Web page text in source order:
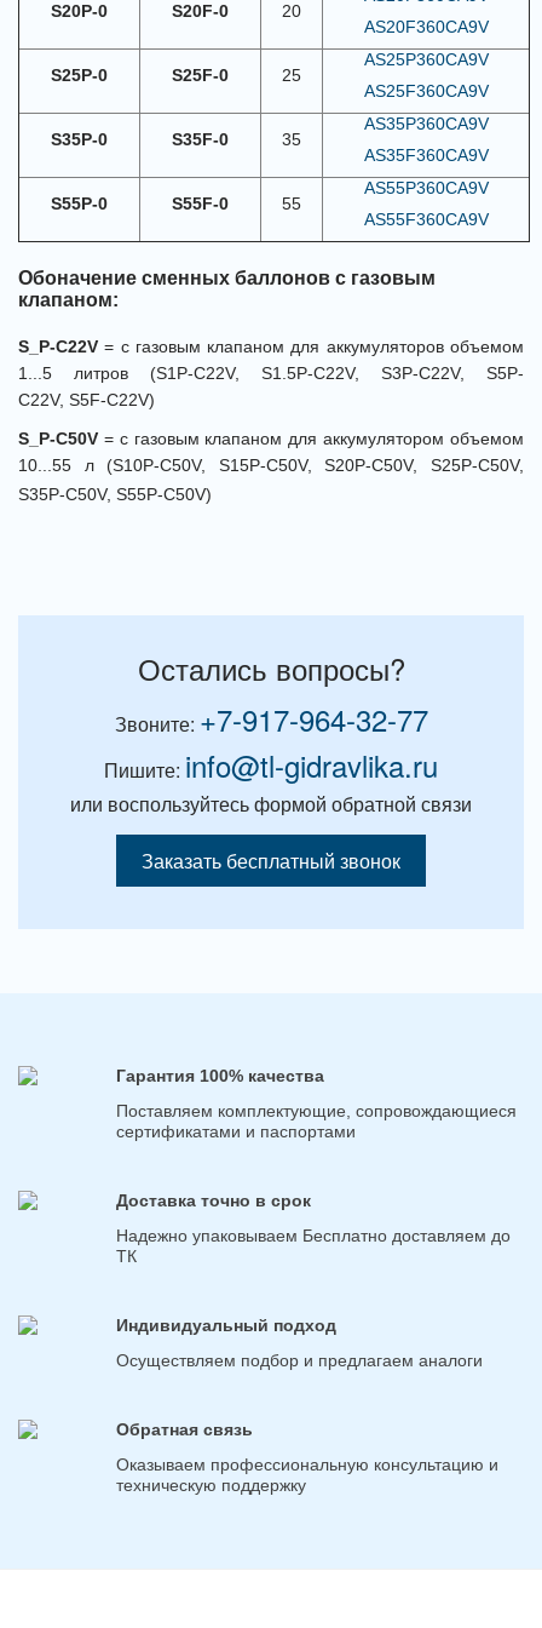
S20P-0 S20F-0 20
AS20F360CA9V
S25P-0 S25F-0 25
AS25P360CA9V
AS25F360CA9V
S35P-0 S35F-0 35
AS35P360CA9V
AS35F360CA9V
S55P-0 S55F-0 55
AS55P360CA9V
AS55F360CA9V
Обоначение сменных баллонов с газовым
клапаном:
S_P-С22V = c газовым клапаном для аккумуляторов объемом
1...5 литров (S1P-C22V, S1.5P-C22V, S3P-C22V, S5P-
C22V, S5F-C22V)
S_P-С50V = с газовым клапаном для аккумулятором объемом
10...55 л (S10P-С50V, S15P-С50V, S20P-С50V, S25P-С50V,
S35P-С50V, S55P-С50V)
Остались вопросы?
Звоните: +7-917-964-32-77
Пишите: info@tl-gidravlika.ru
или воспользуйтесь формой обратной связи
Заказать бесплатный звонок
Гарантия 100% качества
Поставляем комплектующие, сопровождающиеся
сертификатами и паспортами
Доставка точно в срок
Надежно упаковываем Бесплатно доставляем до
ТК
Индивидуальный подход
Осуществляем подбор и предлагаем аналоги
Обратная связь
Оказываем профессиональную консультацию и
техническую поддержку